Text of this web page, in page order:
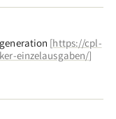
[https://cpl-
einzelausgaben/]